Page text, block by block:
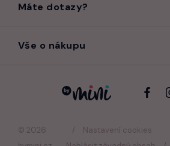
© 2026
Nastavení cookies
Máte dotazy?
Vše o nákupu